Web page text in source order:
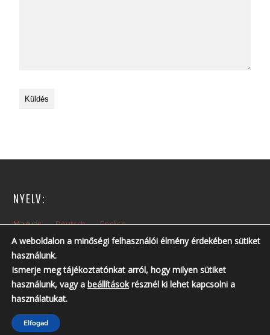
NYELV:
Magyar Deutsch English
Hétfőtől – Péntekig: 10:00 – 14:00
Nyitvatartási időn kívül, előzetes telefonos egyeztetés szükséges!
A weboldalon a minőségi felhasználói élmény érdekében sütiket
használunk.
Ismerje meg tájékoztatónkat arról, hogy milyen sütiket
használunk, vagy a beállításokrésznél ki lehet kapcsolni a
használatukat.
Elfogad